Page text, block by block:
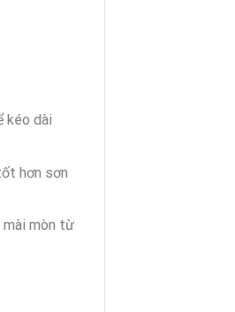
kéo dài
hơn sơn
mài mòn từ